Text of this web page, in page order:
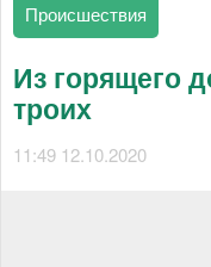
Происшествия
Из горящего
троих
11:49 12.10.2020